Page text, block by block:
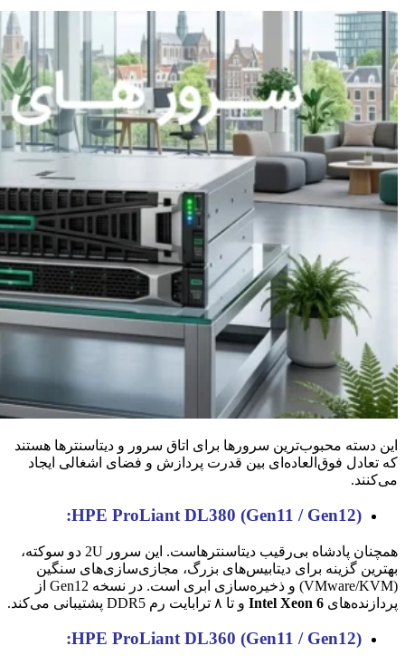
این دسته محبوب‌ترین سرورها برای اتاق سرور و دیتاسنترها هستند
که تعادل فوق‌العاده‌ای بین قدرت پردازش و فضای اشغالی ایجاد
می‌کنند.
HPE ProLiant DL380 (Gen11 / Gen12):
همچنان پادشاه بی‌رقیب دیتاسنترهاست. این سرور 2U دو سوکته،
بهترین گزینه برای دیتابیس‌های بزرگ، مجازی‌سازی‌های سنگین
(VMware/KVM) و ذخیره‌سازی ابری است. در نسخه Gen12 از
پردازنده‌های Intel Xeon 6 و تا ۸ ترابایت رم DDR5 پشتیبانی می‌کند.
HPE ProLiant DL360 (Gen11 / Gen12):